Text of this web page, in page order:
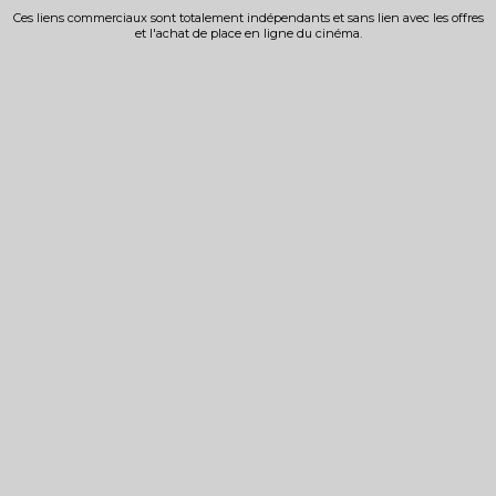
Ces liens commerciaux sont totalement indépendants et sans lien avec les offres
et l'achat de place en ligne du cinéma.